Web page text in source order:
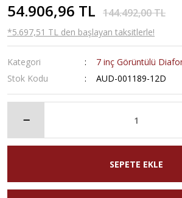
54.906,96 TL 144.492,00 TL
*5.697,51 TL den başlayan taksitlerle!
Kategori
7 inç Görüntülü
Stok Kodu
AUD-001189-12D
SEPETE EKLE